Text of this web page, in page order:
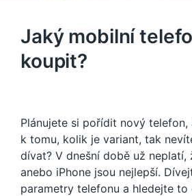
Jaký mobilní
koupit?
Plánujete si pořídit nový telefon,
k tomu, kolik je variant, tak
dívat? V dnešní době už neplatí,
anebo iPhone jsou nejlepší.
parametry telefonu a hledejte to